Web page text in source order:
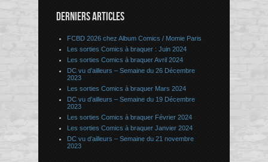
DERNIERS ARTICLES
FCBD 2026 chez Album Comics / Momie Paris
Les sorties Comics à braquer : Juin 2024
Les sorties Comics à braquer Avril 2024
DC vu d’ailleurs – Semaine du 26 Décembre
2023
Les sorties Comics à braquer Mars 2024
DC vu d’ailleurs – Semaine du 19 Décembre
2023
Les sorties Comics à braquer Février 2024
Les sorties Comics à braquer Janvier 2024
DC vu d’ailleurs – Semaine du 21 novembre
2023